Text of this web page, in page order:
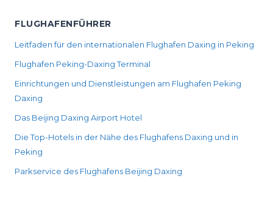
FLUGHAFENFÜHRER
Leitfaden für den internationalen Flughafen Daxing in Peking
Flughafen Peking-Daxing Terminal
Einrichtungen und Dienstleistungen am Flughafen Peking
Daxing
Das Beijing Daxing Airport Hotel
Die Top-Hotels in der Nähe des Flughafens Daxing und in
Peking
Parkservice des Flughafens Beijing Daxing